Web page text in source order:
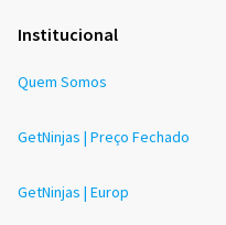
Institucional
Quem Somos
GetNinjas | Preço Fechado
GetNinjas | Europ